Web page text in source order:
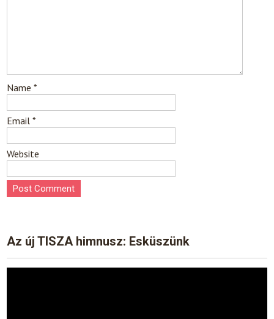
Name*
Email*
Website
Az új TISZA himnusz: Esküszünk